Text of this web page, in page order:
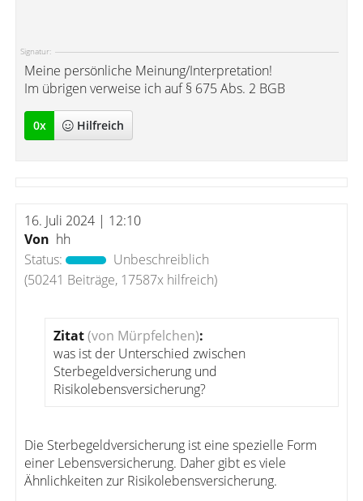
Signatur:
Meine persönliche Meinung/Interpretation!
Im übrigen verweise ich auf § 675 Abs. 2 BGB
0x Hilfreich
16. Juli 2024 | 12:10
Von hh
Status:
Unbeschreiblich
(50241 Beiträge, 17587x hilfreich)
Zitat(von Mürpfelchen):
was ist der Unterschied zwischen
Sterbegeldversicherung und
Risikolebensversicherung?
Die Sterbegeldversicherung ist eine spezielle Form
einer Lebensversicherung. Daher gibt es viele
Ähnlichkeiten zur Risikolebensversicherung.